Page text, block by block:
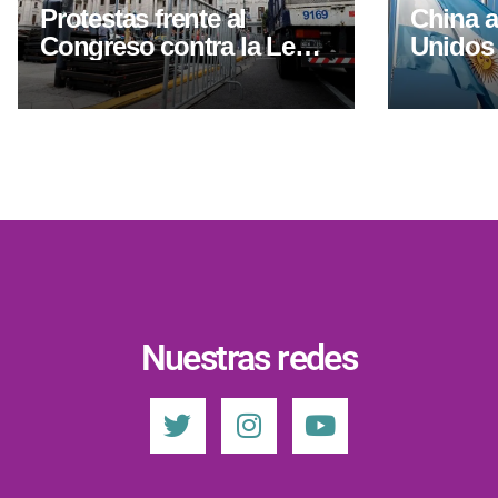
Protestas frente al
Congreso contra la Ley
de Tierras: fuerte
operativo de seguridad
China
y
Nuestras redes